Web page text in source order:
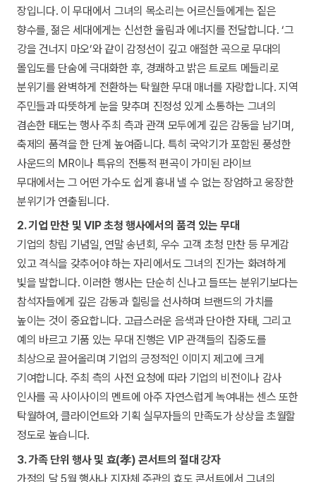
장입니다. 이 무대에서 그녀의 목소리는 어르신들에게는 짙은
향수를, 젊은 세대에게는 신선한 울림과 에너지를 전달합니다. ‘그
강을 건너지 마오’와 같이 감정선이 깊고 애절한 곡으로 무대의
몰입도를 단숨에 극대화한 후, 경쾌하고 밝은 트로트 메들리로
분위기를 완벽하게 전환하는 탁월한 무대 매너를 자랑합니다. 지역
주민들과 따뜻하게 눈을 맞추며 진정성 있게 소통하는 그녀의
겸손한 태도는 행사 주최 측과 관객 모두에게 깊은 감동을 남기며,
축제의 품격을 한 단계 높여줍니다. 특히 국악기가 포함된 풍성한
사운드의 MR이나 특유의 전통적 편곡이 가미된 라이브
무대에서는 그 어떤 가수도 쉽게 흉내 낼 수 없는 장엄하고 웅장한
분위기가 연출됩니다.
2. 기업 만찬 및 VIP 초청 행사에서의 품격 있는 무대
기업의 창립 기념일, 연말 송년회, 우수 고객 초청 만찬 등 무게감
있고 격식을 갖추어야 하는 자리에서도 그녀의 진가는 화려하게
빛을 발합니다. 이러한 행사는 단순히 신나고 들뜨는 분위기보다는
참석자들에게 깊은 감동과 힐링을 선사하며 브랜드의 가치를
높이는 것이 중요합니다. 고급스러운 음색과 단아한 자태, 그리고
예의 바르고 기품 있는 무대 진행은 VIP 관객들의 집중도를
최상으로 끌어올리며 기업의 긍정적인 이미지 제고에 크게
기여합니다. 주최 측의 사전 요청에 따라 기업의 비전이나 감사
인사를 곡 사이사이의 멘트에 아주 자연스럽게 녹여내는 센스 또한
탁월하여, 클라이언트와 기획 실무자들의 만족도가 상상을 초월할
정도로 높습니다.
3. 가족 단위 행사 및 효(孝) 콘서트의 절대 강자
가정의 달 5월 행사나 지자체 주관의 효도 콘서트에서 그녀의